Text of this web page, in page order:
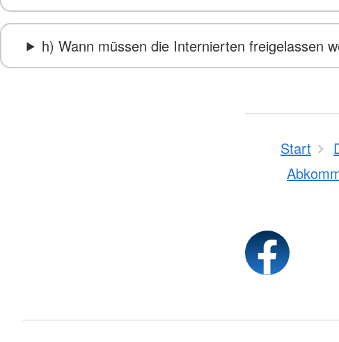
h) Wann müssen die Internierten freigelassen
Start